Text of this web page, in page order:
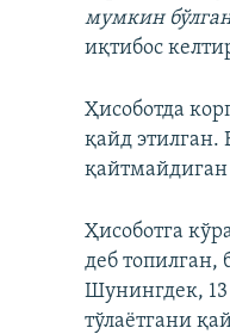
мумкин
иқтибос
Ҳисоботда
қайд
қайтмайдиган
Ҳисоботга
деб топилган,
Шунингдек,
тўлаётгани